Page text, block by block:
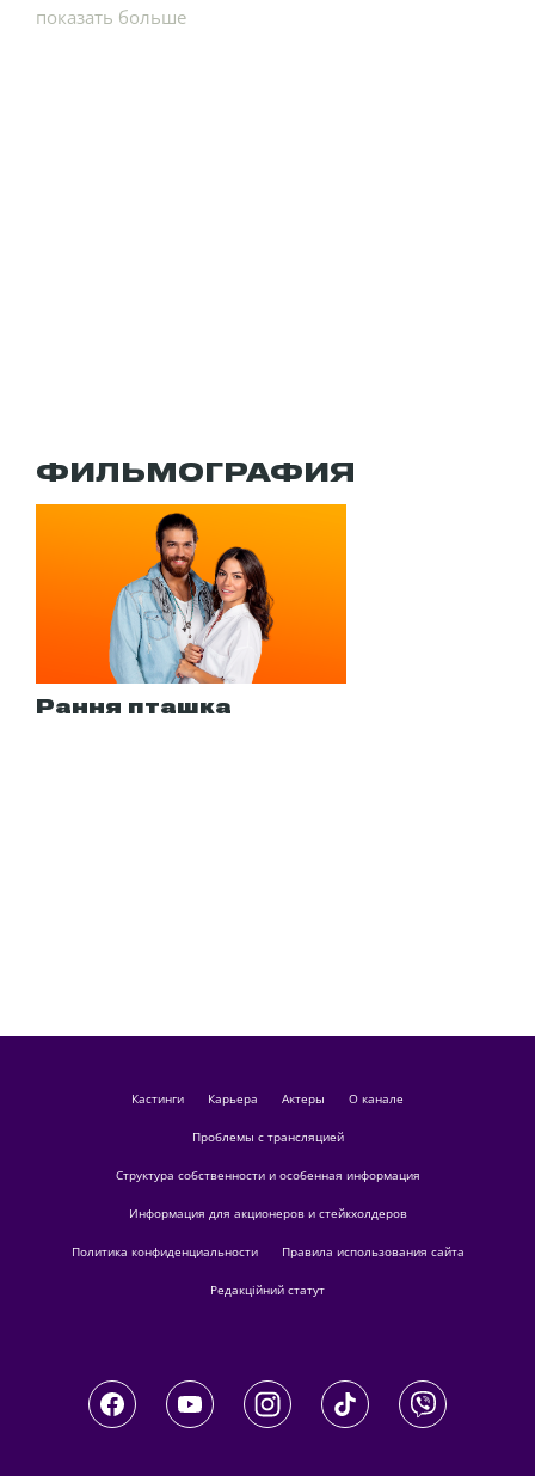
"Мисс модель Турция". А уже в 21 год Севджан
показать больше
ФИЛЬМОГРАФИЯ
Рання пташка
кастинги Карьера актеры О канале
Проблемы с трансляцией
Структура собственности и особенная информация
Информация для акционеров и стейкхолдеров
Политика конфиденциальности Правила использования сайта
Редакційний статут